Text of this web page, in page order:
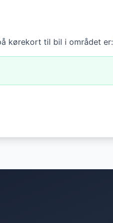
kørekort til bil i området er: